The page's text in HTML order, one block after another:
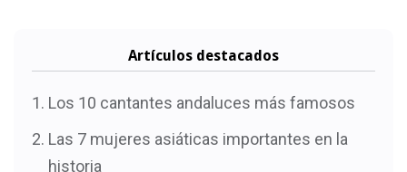
Artículos destacados
Los 10 cantantes andaluces más famosos
Las 7 mujeres asiáticas importantes en la
historia